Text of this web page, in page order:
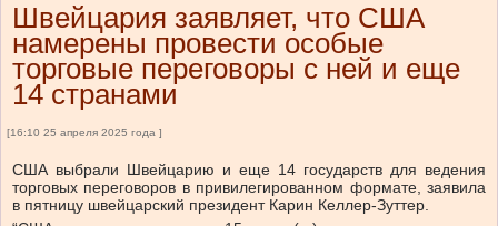
Швейцария заявляет, что США
намерены провести особые
торговые переговоры с ней и еще
14 странами
[16:10 25 апреля 2025 года ]
США выбрали Швейцарию и еще 14 государств для ведения
торговых переговоров в привилегированном формате, заявила
в пятницу швейцарский президент Карин Келлер-Зуттер.